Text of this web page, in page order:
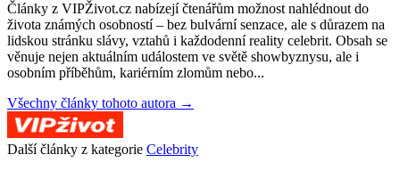
Články z VIPŽivot.cz nabízejí čtenářům možnost nahlédnout do
života známých osobností – bez bulvární senzace, ale s důrazem na
lidskou stránku slávy, vztahů i každodenní reality celebrit. Obsah se
věnuje nejen aktuálním událostem ve světě showbyznysu, ale i
osobním příběhům, kariérním zlomům nebo...
Všechny články tohoto autora →
Další články z kategorie Celebrity